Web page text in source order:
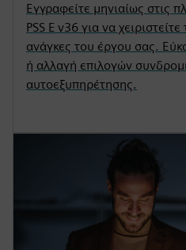
Εγγραφείτε μηνιαίως στις
PSS E v36 για να
ανάγκες του έργου σας.
ή αλλαγή επιλογών
αυτοεξυπηρέτησης.